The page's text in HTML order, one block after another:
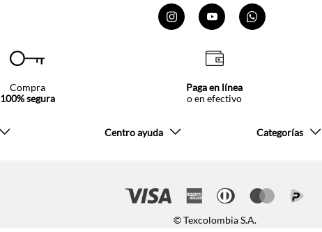
Compra
100% segura
Paga en línea
o en efectivo
Centro ayuda Categorías
© Texcolombia S.A.